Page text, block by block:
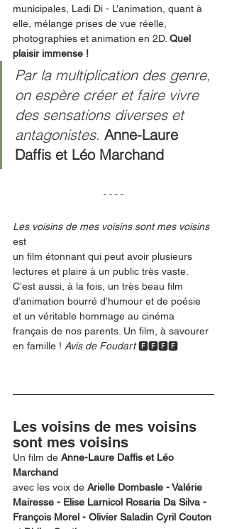
municipales, Ladi Di - L’animation, quant à
elle, mélange prises de vue réelle,
photographies et animation en 2D. Quel
plaisir immense !
Par la multiplication des genre,
on espère créer et faire vivre
des sensations diverses et
antagonistes. Anne-Laure
Daffis et Léo Marchand
Les voisins de mes voisins sont mes voisins
est
un film étonnant qui peut avoir plusieurs
lectures et plaire à un public très vaste.
C’est aussi, à la fois, un très beau film
d’animation bourré d’humour et de poésie
et un véritable hommage au cinéma
français de nos parents. Un film, à savourer
en famille ! Avis de Foudart 🅵🅵🅵🅵
Les voisins de mes voisins
sont mes voisins
Un film de Anne-Laure Daffis et Léo
Marchand
avec les voix de Arielle Dombasle - Valérie
Mairesse - Elise Larnicol Rosaria Da Silva -
François Morel - Olivier Saladin Cyril Couton